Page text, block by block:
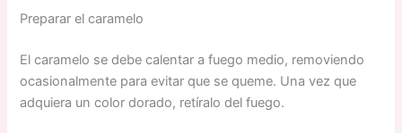
Preparar el caramelo
El caramelo se debe calentar a fuego medio, removiendo
ocasionalmente para evitar que se queme. Una vez que
adquiera un color dorado, retíralo del fuego.